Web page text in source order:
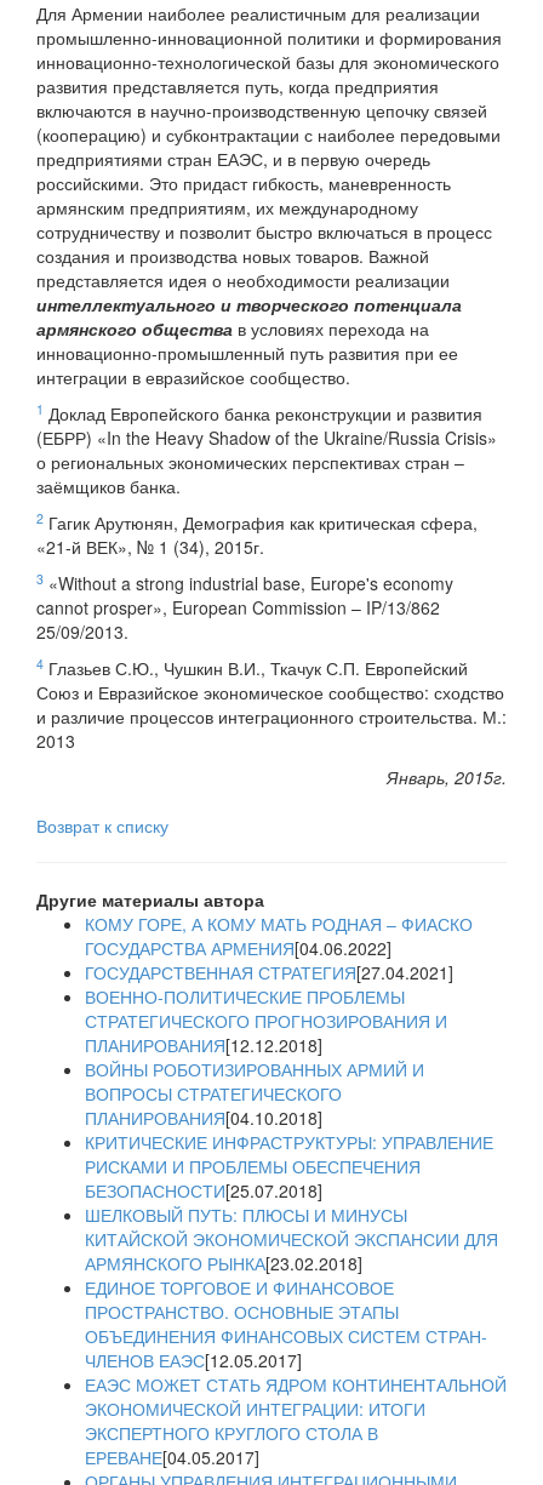
Для Армении наиболее реалистичным для реализации
промышленно-инновационной политики и формирования
инновационно-технологической базы для экономического
развития представляется путь, когда предприятия
включаются в научно-производственную цепочку связей
(кооперацию) и субконтрактации с наиболее передовыми
предприятиями стран ЕАЭС, и в первую очередь
российскими. Это придаст гибкость, маневренность
армянским предприятиям, их международному
сотрудничеству и позволит быстро включаться в процесс
создания и производства новых товаров. Важной
представляется идея о необходимости реализации
интеллектуального и творческого потенциала
армянского общества в условиях перехода на
инновационно-промышленный путь развития при ее
интеграции в евразийское сообщество.
1 Доклад Европейского банка реконструкции и развития
(ЕБРР) «In the Heavy Shadow of the Ukraine/Russia Crisis»
о региональных экономических перспективах стран –
заёмщиков банка.
2 Гагик Арутюнян, Демография как критическая сфера,
«21-й ВЕК», № 1 (34), 2015г.
3 «Without a strong industrial base, Europe's economy
cannot prosper», European Commission – IP/13/862
25/09/2013.
4 Глазьев С.Ю., Чушкин В.И., Ткачук С.П. Европейский
Союз и Евразийское экономическое сообщество: сходство
и различие процессов интеграционного строительства. М.:
2013
Январь, 2015г.
Возврат к списку
Другие материалы автора
КОМУ ГОРЕ, А КОМУ МАТЬ РОДНАЯ – ФИАСКО
ГОСУДАРСТВА АРМЕНИЯ[04.06.2022]
ГОСУДАРСТВЕННАЯ СТРАТЕГИЯ[27.04.2021]
ВОЕННО-ПОЛИТИЧЕСКИЕ ПРОБЛЕМЫ
СТРАТЕГИЧЕСКОГО ПРОГНОЗИРОВАНИЯ И
ПЛАНИРОВАНИЯ[12.12.2018]
ВОЙНЫ РОБОТИЗИРОВАННЫХ АРМИЙ И
ВОПРОСЫ СТРАТЕГИЧЕСКОГО
ПЛАНИРОВАНИЯ[04.10.2018]
КРИТИЧЕСКИЕ ИНФРАСТРУКТУРЫ: УПРАВЛЕНИЕ
РИСКАМИ И ПРОБЛЕМЫ ОБЕСПЕЧЕНИЯ
БЕЗОПАСНОСТИ[25.07.2018]
ШЕЛКОВЫЙ ПУТЬ: ПЛЮСЫ И МИНУСЫ
КИТАЙСКОЙ ЭКОНОМИЧЕСКОЙ ЭКСПАНСИИ ДЛЯ
АРМЯНСКОГО РЫНКА[23.02.2018]
ЕДИНОЕ ТОРГОВОЕ И ФИНАНСОВОЕ
ПРОСТРАНСТВО. ОСНОВНЫЕ ЭТАПЫ
ОБЪЕДИНЕНИЯ ФИНАНСОВЫХ СИСТЕМ СТРАН-
ЧЛЕНОВ ЕАЭС[12.05.2017]
ЕАЭС МОЖЕТ СТАТЬ ЯДРОМ КОНТИНЕНТАЛЬНОЙ
ЭКОНОМИЧЕСКОЙ ИНТЕГРАЦИИ: ИТОГИ
ЭКСПЕРТНОГО КРУГЛОГО СТОЛА В
ЕРЕВАНЕ[04.05.2017]